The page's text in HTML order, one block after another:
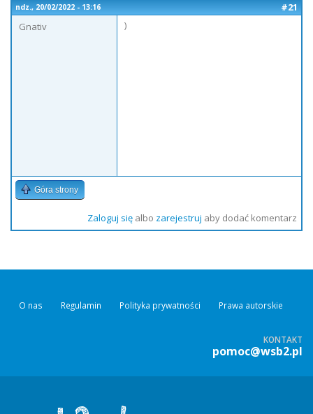
ndz., 20/02/2022 - 13:16
#21
Gnativ
)
Góra strony
Zaloguj sięalbo zarejestruj aby dodać komentarz
O nas Regulamin Polityka prywatności Prawa autorskie
KONTAKT
pomoc@wsb2.pl